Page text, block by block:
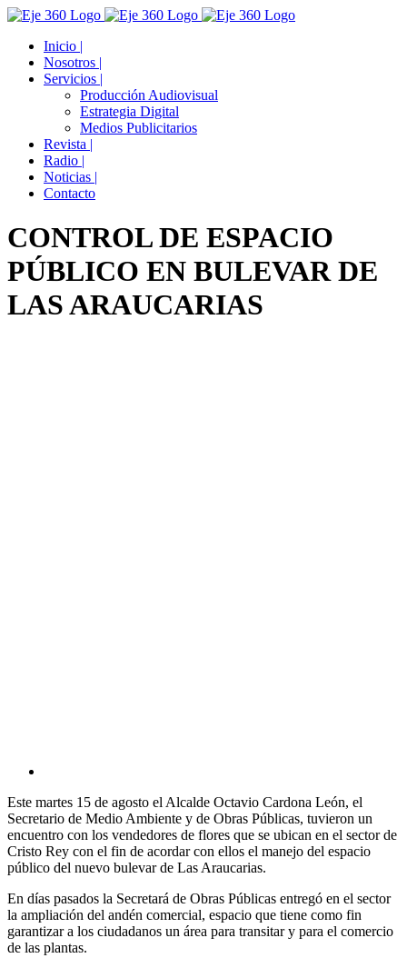
Skip
content
Facebook
Twitter
YouTube
Instagram
Inicio |
Nosotros |
Servicios |
Producción Audiovisual
Estrategia Digital
Medios Publicitarios
Revista |
Radio |
Noticias |
Contacto
CONTROL DE ESPACIO
PÚBLICO EN BULEVAR DE
LAS ARAUCARIAS
Image
Este martes 15 de agosto el Alcalde Octavio Cardona León, el
Secretario de Medio Ambiente y de Obras Públicas, tuvieron un
encuentro con los vendedores de flores que se ubican en el sector de
Cristo Rey con el fin de acordar con ellos el manejo del espacio
público del nuevo bulevar de Las Araucarias.
En días pasados la Secretará de Obras Públicas entregó en el sector
la ampliación del andén comercial, espacio que tiene como fin
garantizar a los ciudadanos un área para transitar y para el comercio
de las plantas.